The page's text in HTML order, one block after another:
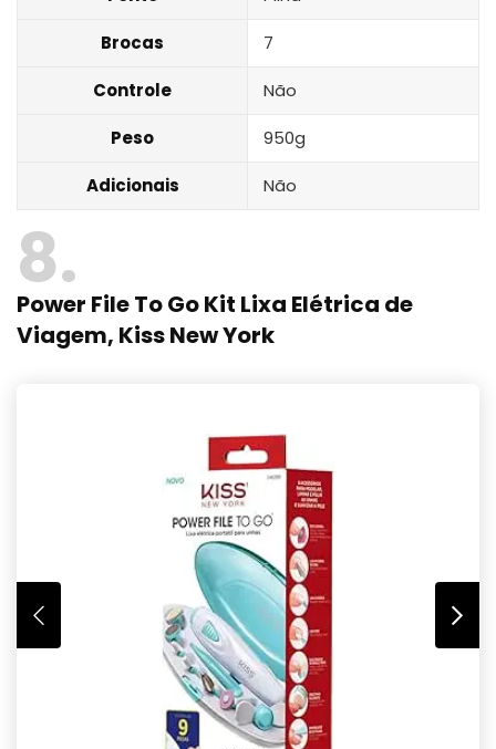
Brocas 7
Controle Não
Peso 950g
Adicionais Não
8
Power File To Go Kit Lixa Elétrica de
Viagem, Kiss New York